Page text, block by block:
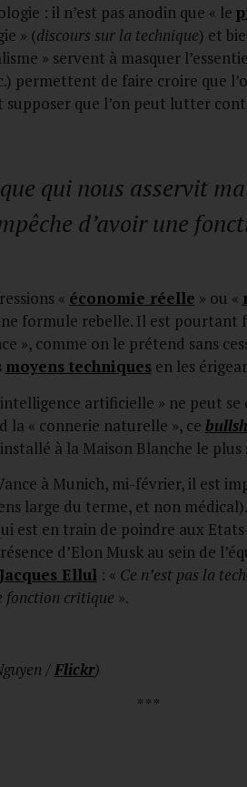
: il n’est pas anodin que « le
» (discours sur la technique) et
» servent à masquer
permettent de faire croire que
que l’on peut lutter
qui nous asservit
d’avoir une
« économie réelle » ou «
formule rebelle. Il est pourtant
», comme on le prétend sans
moyens techniquesen les
artificielle » ne peut
la « connerie naturelle », ce
à la Maison Blanche le
à Munich, mi-février, il est
large du terme, et non
est en train de poindre aux
d’Elon Musk au sein de
Jacques Ellul: « Ce n’est pas la
fonction critique ».
/Flickr)
* * *